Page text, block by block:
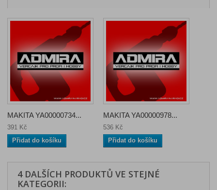
MAKITA YA00000734...
391 Kč
Přidat do košíku
MAKITA YA00000978...
536 Kč
Přidat do košíku
4 DALŠÍCH PRODUKTŮ VE STEJNÉ
KATEGORII: